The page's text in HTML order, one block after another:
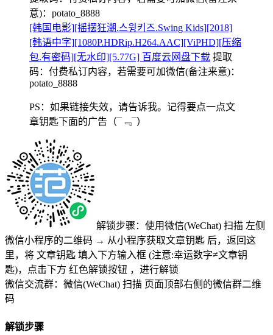
意)：potato_8888
[韩国电影][摇摆狂潮.스윙키즈.Swing Kids][2018]
[韩语中字][1080P.HDRip.H264.AAC][ViPHD][压缩
包.有密码][无水印][5.77G] 百度云网盘下载 提取
码： 付费私订内容，若需要可加微信(备注来意)：
potato_8888
PS：如果链接失效，请告诉我。记得要点一点文
章钥匙下面的广告 （¯﹃¯）
解锁步骤：使用微信(WeChat) 扫描 左侧
微信小程序的二维码 → 从小程序获取文章钥匙 后，返回这
里，将 文章钥匙 填入下方输入框 (注意:幸运数字≠文章钥
匙)，点击下方 红色解锁按钮 ，进行解锁
微信交流群：微信(WeChat) 扫描 页面顶部右侧的微信群二维
码
解锁步骤